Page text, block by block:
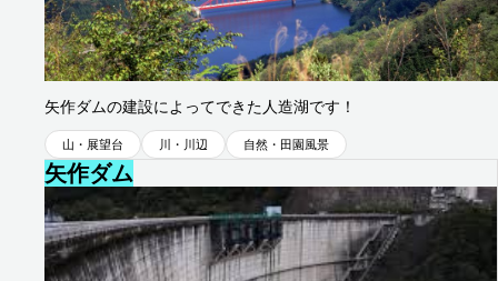
矢作ダムの建設によってできた人造湖です！
山・展望台 川・川辺 自然・田園風景
矢作ダム